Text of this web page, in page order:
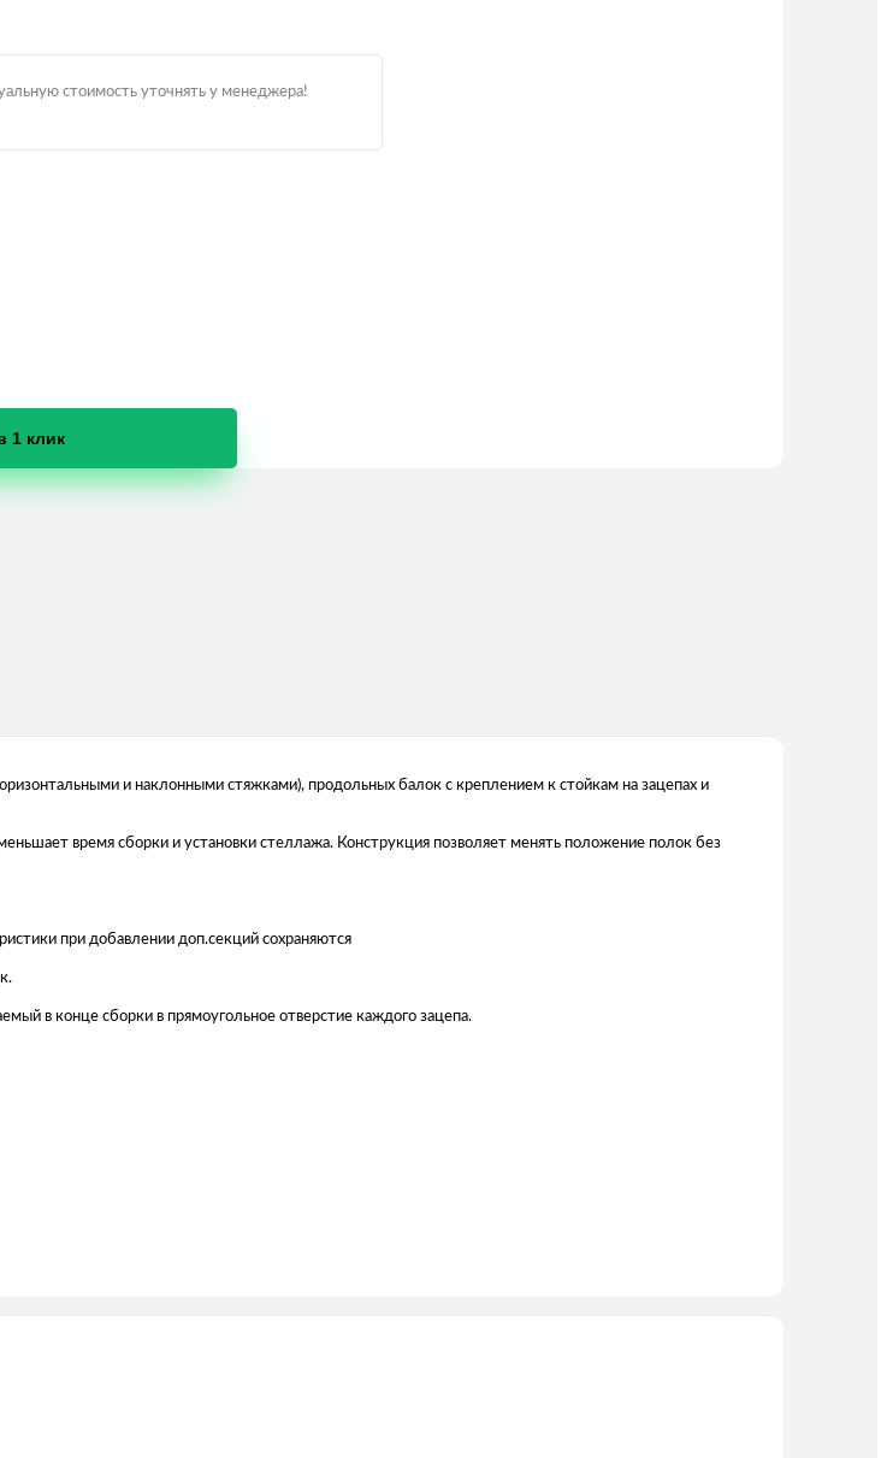
стоимость уточнять у менеджера!
1 клик
и наклонными стяжками), продольных балок с креплением к стойкам на зацепах и
время сборки и установки стеллажа. Конструкция позволяет менять положение полок без
при добавлении доп.секций сохраняются
в конце сборки в прямоугольное отверстие каждого зацепа.